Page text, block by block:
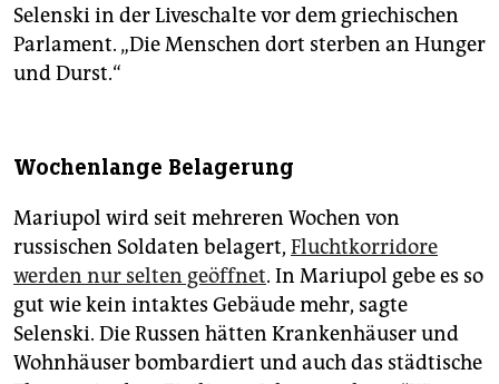
Selenski in der Liveschalte vor dem griechischen
Parlament. „Die Menschen dort sterben an Hunger
und Durst.“
Wochenlange Belagerung
Mariupol wird seit mehreren Wochen von
russischen Soldaten belagert, Fluchtkorridore
werden nur selten geöffnet. In Mariupol gebe es so
gut wie kein intaktes Gebäude mehr, sagte
Selenski. Die Russen hätten Krankenhäuser und
Wohnhäuser bombardiert und auch das städtische